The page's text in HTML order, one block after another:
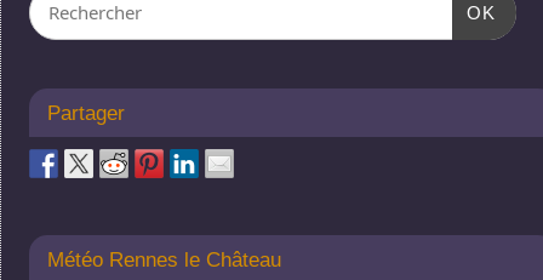
OK
Partager
Météo Rennes le Château